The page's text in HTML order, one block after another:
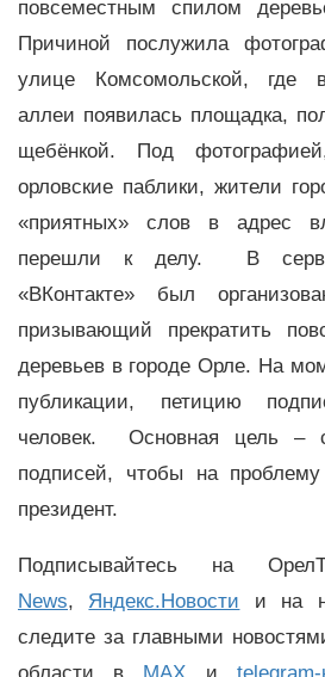
повсеместным спилом
Причиной послужила
улице Комсомольской, где
аллеи появилась площадка,
щебёнкой. Под
орловские паблики, жители
«приятных» слов в адрес
перешли к делу. В
«ВКонтакте» был
призывающий прекратить
деревьев в городе Орле. На
публикации, петицию
человек. Основная цель –
подписей, чтобы на
президент.
Подписывайтесь на
News, Яндекс.Новости и на
следите за главными
области в MAX и